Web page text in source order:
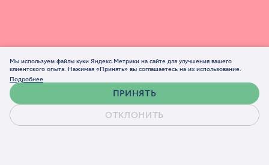
Обсудить проект
Мы используем файлы куки Яндекс.Метрики на сайте для улучшения вашего
клиентского опыта. Нажимая «Принять» вы соглашаетесь на их использование.
Подробнее
ПРИНЯТЬ
ОТКЛОНИТЬ